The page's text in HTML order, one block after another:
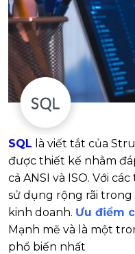
SQL là viết tắt của
được thiết kế nhằm
cả ANSI và ISO. Với
sử dụng rộng rãi
kinh doanh. Ưu điểm
Mạnh mẽ và là một
phổ biến nhất